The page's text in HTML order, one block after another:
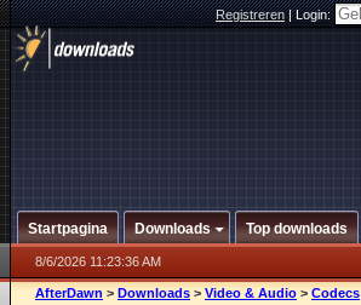
Registreren|Login:
Startpagina Downloads Top downloads
8/6/2026 11:23:36 AM
AfterDawn > Downloads > Video & Audio > Codecs